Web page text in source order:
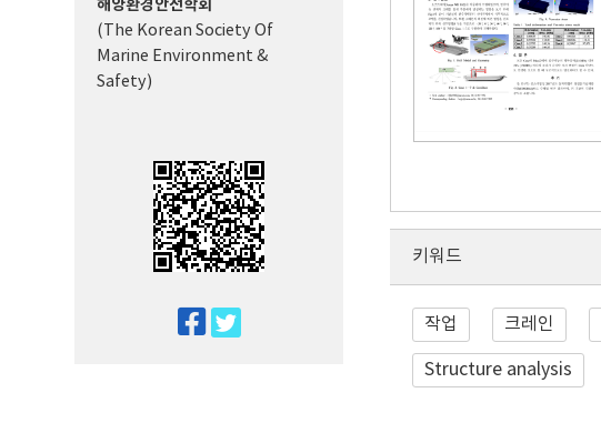
해양환경안전학회
(The Korean Society Of
Marine Environment &
Safety)
키워드
작업 크레인
Structure analysis